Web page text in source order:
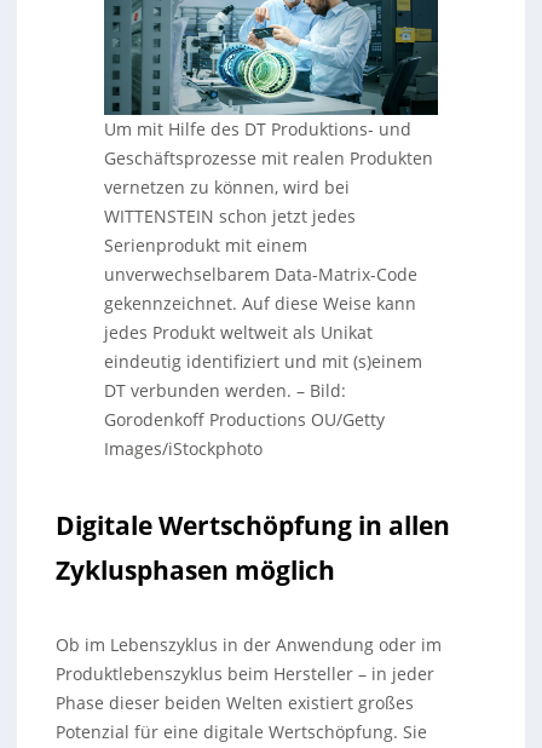
Um mit Hilfe des DT Produktions- und
Geschäftsprozesse mit realen Produkten
vernetzen zu können, wird bei
WITTENSTEIN schon jetzt jedes
Serienprodukt mit einem
unverwechselbarem Data-Matrix-Code
gekennzeichnet. Auf diese Weise kann
jedes Produkt weltweit als Unikat
eindeutig identifiziert und mit (s)einem
DT verbunden werden. – Bild:
Gorodenkoff Productions OU/Getty
Images/iStockphoto
Digitale Wertschöpfung in allen
Zyklusphasen möglich
Ob im Lebenszyklus in der Anwendung oder im
Produktlebenszyklus beim Hersteller – in jeder
Phase dieser beiden Welten existiert großes
Potenzial für eine digitale Wertschöpfung. Sie